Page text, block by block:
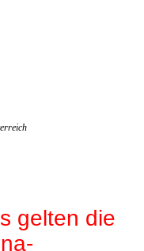
gelten die